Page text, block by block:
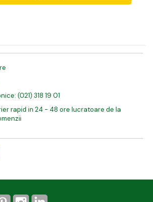
(021) 318 19 01
rapid in 24 - 48 ore lucratoare de la